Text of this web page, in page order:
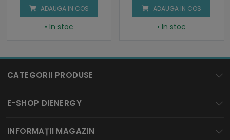
ADAUGA IN COS
• In stoc
ADAUGA IN COS
• In stoc
CATEGORII PRODUSE
BECURI LED
TUBURI LED
E-SHOP DIENERGY
Cum cumpar?
INFORMAȚII MAGAZIN